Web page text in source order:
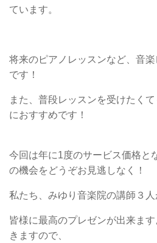
ています。
将来のピアノレッスンなど、音
です！
また、普段レッスンを受けたく
におすすめです！
今回は年に1度のサービス価格と
の機会をどうぞお見逃しなく！
私たち、みゆり音楽院の講師３人
皆様に最高のプレゼンが出来ま
きますので、